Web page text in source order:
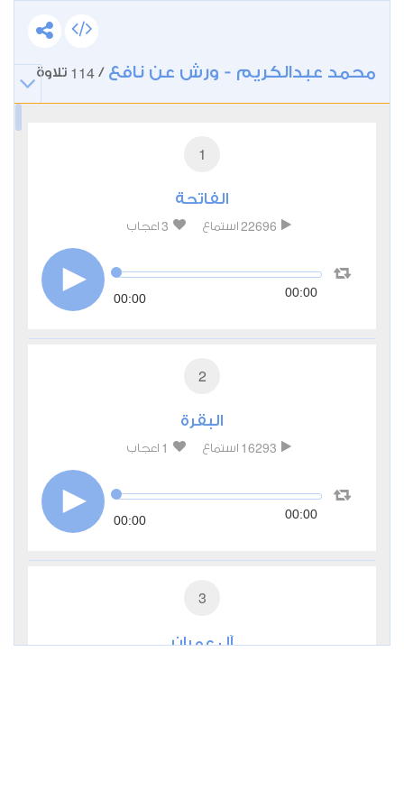
محمد عبدالكريم - ورش عن نافع /
114 تلاوة
1
الفاتحة
22696 استماع 3 اعجاب
00:00 00:00
2
البقرة
16293 استماع 1 اعجاب
00:00 00:00
3
آل عمران